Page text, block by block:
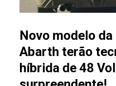
Novo modelo
Abarth terão
híbrida de 48